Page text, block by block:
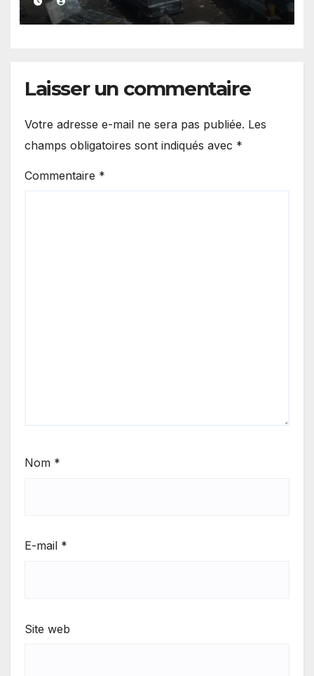
Laisser un commentaire
Votre adresse e-mail ne sera pas publiée. Les
champs obligatoires sont indiqués avec *
Commentaire *
Nom *
E-mail *
Site web